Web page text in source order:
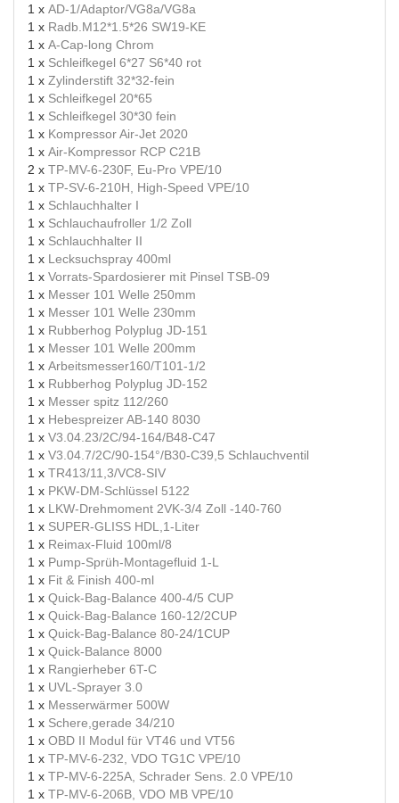
1 x AD-1/Adaptor/VG8a/VG8a
1 x Radb.M12*1.5*26 SW19-KE
1 x A-Cap-long Chrom
1 x Schleifkegel 6*27 S6*40 rot
1 x Zylinderstift 32*32-fein
1 x Schleifkegel 20*65
1 x Schleifkegel 30*30 fein
1 x Kompressor Air-Jet 2020
1 x Air-Kompressor RCP C21B
2 x TP-MV-6-230F, Eu-Pro VPE/10
1 x TP-SV-6-210H, High-Speed VPE/10
1 x Schlauchhalter I
1 x Schlauchaufroller 1/2 Zoll
1 x Schlauchhalter II
1 x Lecksuchspray 400ml
1 x Vorrats-Spardosierer mit Pinsel TSB-09
1 x Messer 101 Welle 250mm
1 x Messer 101 Welle 230mm
1 x Rubberhog Polyplug JD-151
1 x Messer 101 Welle 200mm
1 x Arbeitsmesser160/T101-1/2
1 x Rubberhog Polyplug JD-152
1 x Messer spitz 112/260
1 x Hebespreizer AB-140 8030
1 x V3.04.23/2C/94-164/B48-C47
1 x V3.04.7/2C/90-154°/B30-C39,5 Schlauchventil
1 x TR413/11,3/VC8-SIV
1 x PKW-DM-Schlüssel 5122
1 x LKW-Drehmoment 2VK-3/4 Zoll -140-760
1 x SUPER-GLISS HDL,1-Liter
1 x Reimax-Fluid 100ml/8
1 x Pump-Sprüh-Montagefluid 1-L
1 x Fit & Finish 400-ml
1 x Quick-Bag-Balance 400-4/5 CUP
1 x Quick-Bag-Balance 160-12/2CUP
1 x Quick-Bag-Balance 80-24/1CUP
1 x Quick-Balance 8000
1 x Rangierheber 6T-C
1 x UVL-Sprayer 3.0
1 x Messerwärmer 500W
1 x Schere,gerade 34/210
1 x OBD II Modul für VT46 und VT56
1 x TP-MV-6-232, VDO TG1C VPE/10
1 x TP-MV-6-225A, Schrader Sens. 2.0 VPE/10
1 x TP-MV-6-206B, VDO MB VPE/10